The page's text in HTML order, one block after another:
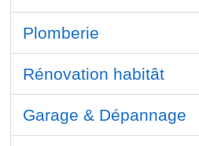
Plomberie
Rénovation habitât
Garage & Dépannage